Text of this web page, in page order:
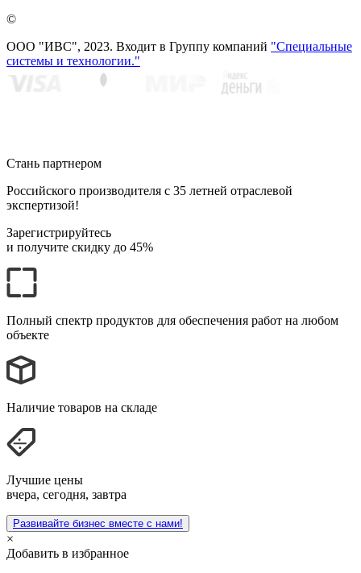
©
ООО "ИВС", 2023. Входит в Группу компаний "Специальные
системы и технологии."
Стань партнером
Российского производителя с 35 летней отраслевой
экспертизой!
Зарегистрируйтесь
и получите скидку до 45%
Полный спектр продуктов для обеспечения работ на любом
объекте
Наличие товаров на складе
Лучшие цены
вчера, сегодня, завтра
Развивайте бизнес вместе с нами!
×
Добавить в избранное